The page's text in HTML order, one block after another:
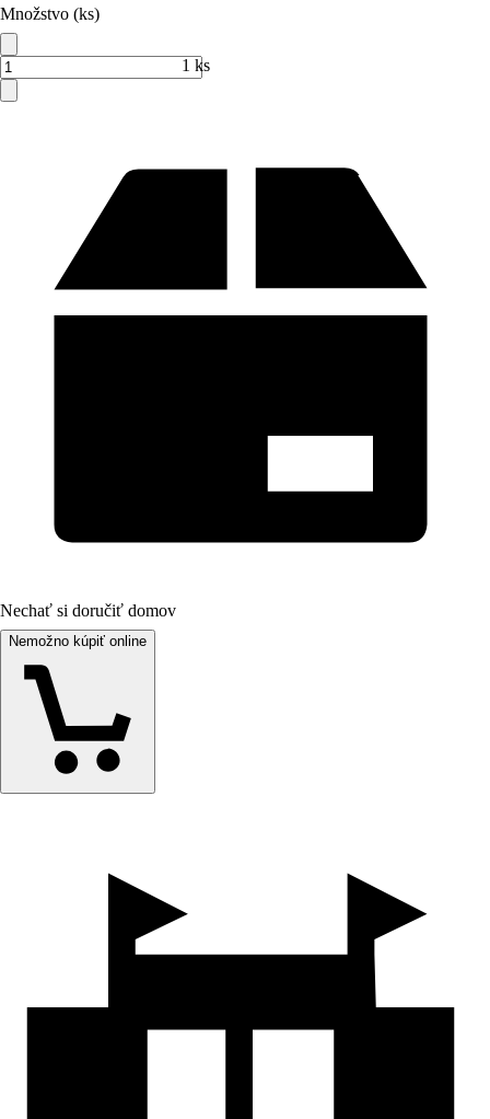
Množstvo (ks)
1 ks
Nechať si doručiť domov
Nemožno kúpiť online